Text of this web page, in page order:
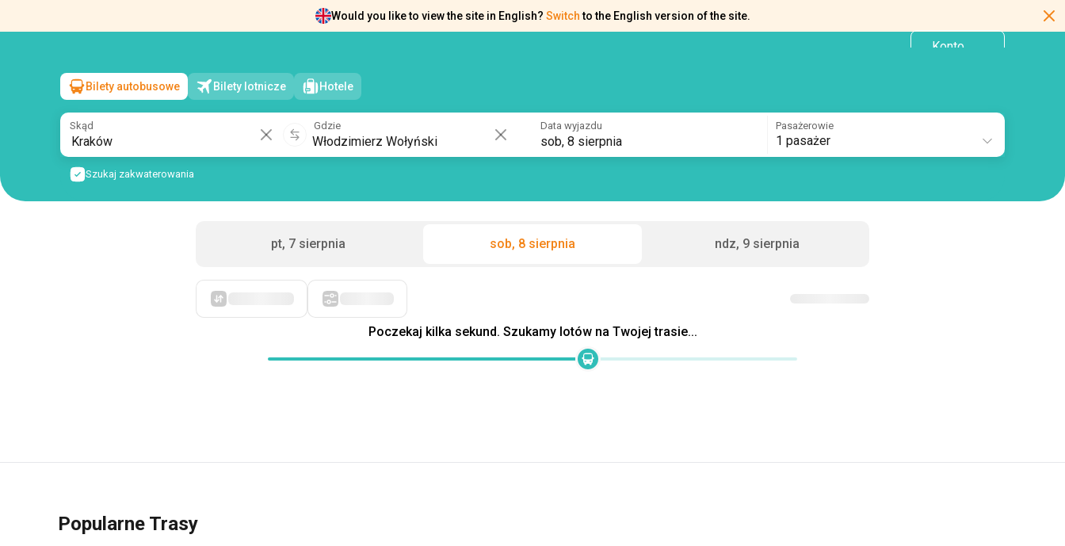
Would you like to view the site in English? Switch to the English version of the site.
Konto
Kraków→Włodzimierz Wołyński
sob, 8 sierpnia/1 pasażer
Bilety autobusowe Bilety lotnicze Hotele
Skąd Gdzie Data wyjazdu
sob, 8 sierpnia
Pasażerowie
1 pasażer
Szukaj zakwaterowania
pt, 7 sierpnia sob, 8 sierpnia ndz, 9 sierpnia
Po pierwsze, tanie
Kraków